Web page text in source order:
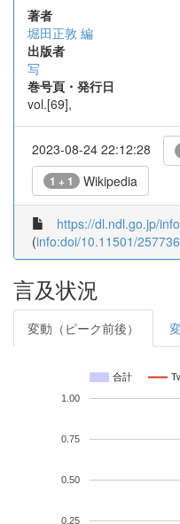
著者
堀田正敦 編
出版者
写
巻号頁・発行日
vol.[69],
2023-08-24 22:12:28
1 + 1 Wikipedia
https://dl.ndl.go.jp/
(info:doi/10.11501/
言及状況
変動（ピーク前後）
合計
0.25
0.50
0.75
1.00